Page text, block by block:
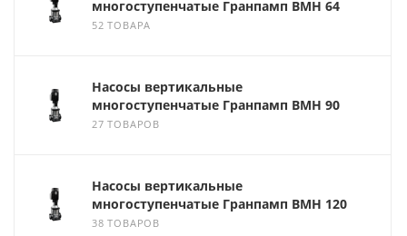
многоступенчатые Гранпамп ВМН 64
52 ТОВАРА
Насосы вертикальные
многоступенчатые Гранпамп ВМН 90
27 ТОВАРОВ
Насосы вертикальные
многоступенчатые Гранпамп ВМН 120
38 ТОВАРОВ